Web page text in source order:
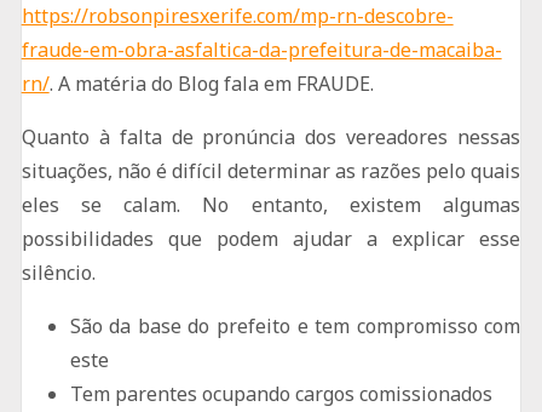
https://robsonpiresxerife.com/mp-rn-descobre-
fraude-em-obra-asfaltica-da-prefeitura-de-macaiba-
rn/. A matéria do Blog fala em FRAUDE.
Quanto à falta de pronúncia dos vereadores nessas
situações, não é difícil determinar as razões pelo quais
eles se calam. No entanto, existem algumas
possibilidades que podem ajudar a explicar esse
silêncio.
São da base do prefeito e tem compromisso com
este
Tem parentes ocupando cargos comissionados